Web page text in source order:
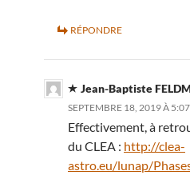
RÉPONDRE
Jean-Baptiste
SEPTEMBRE 18, 2019 À
Effectivement, à
du CLEA : http://clea-
astro.eu/lunap/